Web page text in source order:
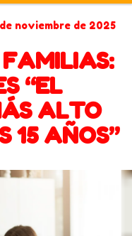
noviembre de 2025
“EL
ALTO
15 AÑOS”